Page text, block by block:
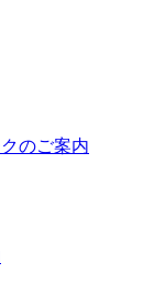
のご案内